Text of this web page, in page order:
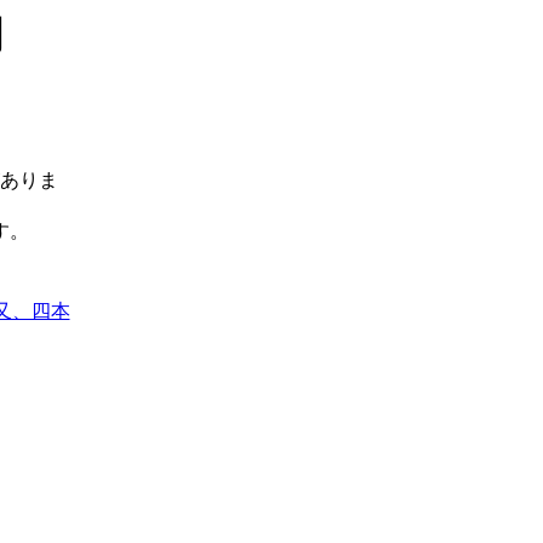
りま
、四本